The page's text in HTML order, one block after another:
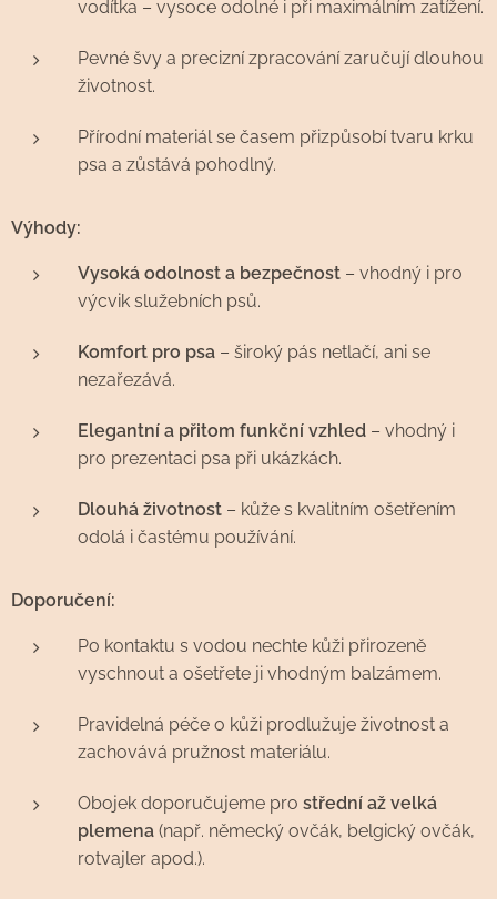
vodítka – vysoce odolné i při maximálním zatížení.
Pevné švy a precizní zpracování zaručují dlouhou
životnost.
Přírodní materiál se časem přizpůsobí tvaru krku
psa a zůstává pohodlný.
Výhody:
Vysoká odolnost a bezpečnost – vhodný i pro
výcvik služebních psů.
Komfort pro psa – široký pás netlačí, ani se
nezařezává.
Elegantní a přitom funkční vzhled – vhodný i
pro prezentaci psa při ukázkách.
Dlouhá životnost – kůže s kvalitním ošetřením
odolá i častému používání.
Doporučení:
Po kontaktu s vodou nechte kůži přirozeně
vyschnout a ošetřete ji vhodným balzámem.
Pravidelná péče o kůži prodlužuje životnost a
zachovává pružnost materiálu.
Obojek doporučujeme pro střední až velká
plemena (např. německý ovčák, belgický ovčák,
rotvajler apod.).